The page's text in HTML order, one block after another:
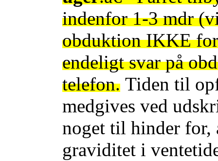
indenfor 1-3 mdr
obduktion IKKE
endeligt svar på
telefon. Tiden til
medgives ved
noget til hinder for,
graviditet i